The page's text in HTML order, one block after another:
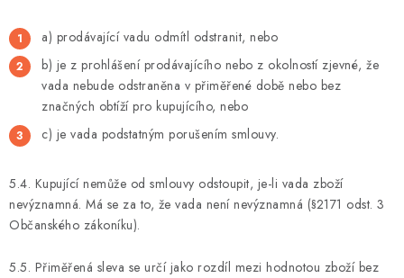
a) prodávající vadu odmítl odstranit, nebo
b) je z prohlášení prodávajícího nebo z okolností zjevné, že
vada nebude odstraněna v přiměřené době nebo bez
značných obtíží pro kupujícího, nebo
c) je vada podstatným porušením smlouvy.
5.4. Kupující nemůže od smlouvy odstoupit, je-li vada zboží
nevýznamná. Má se za to, že vada není nevýznamná (§2171 odst. 3
Občanského zákoníku).
5.5. Přiměřená sleva se určí jako rozdíl mezi hodnotou zboží bez